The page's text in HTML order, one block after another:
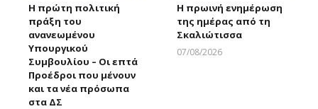
Η πρώτη πολιτική
πράξη του
ανανεωμένου
Υπουργικού
Συμβουλίου – Οι επτά
Προέδροι που μένουν
και τα νέα πρόσωπα
στα ΔΣ
Η πρωινή ενημέρωση
της ημέρας από τη
Σκαλιώτισσα
07/08/2026